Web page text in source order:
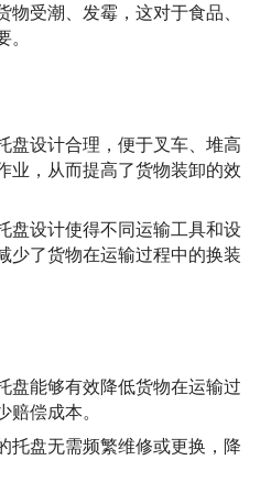
受潮、发霉，这对于食品、
盘设计合理，便于叉车、堆高
业，从而提高了货物装卸的效
盘设计使得不同运输工具和设
少了货物在运输过程中的换装
盘能够有效降低货物在运输过
偿成本。
托盘无需频繁维修或更换，降